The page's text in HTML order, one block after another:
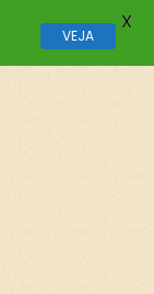
VEJA
X